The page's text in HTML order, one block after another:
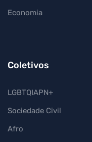
Economia
Coletivos
LGBTQIAPN+
Sociedade Civil
Afro